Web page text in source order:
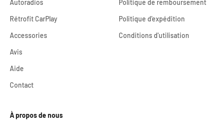
Autoradios
Rétrofit CarPlay
Accessories
Avis
Aide
Contact
Politique de remboursement
Politique d'expédition
Conditions d'utilisation
À propos de nous